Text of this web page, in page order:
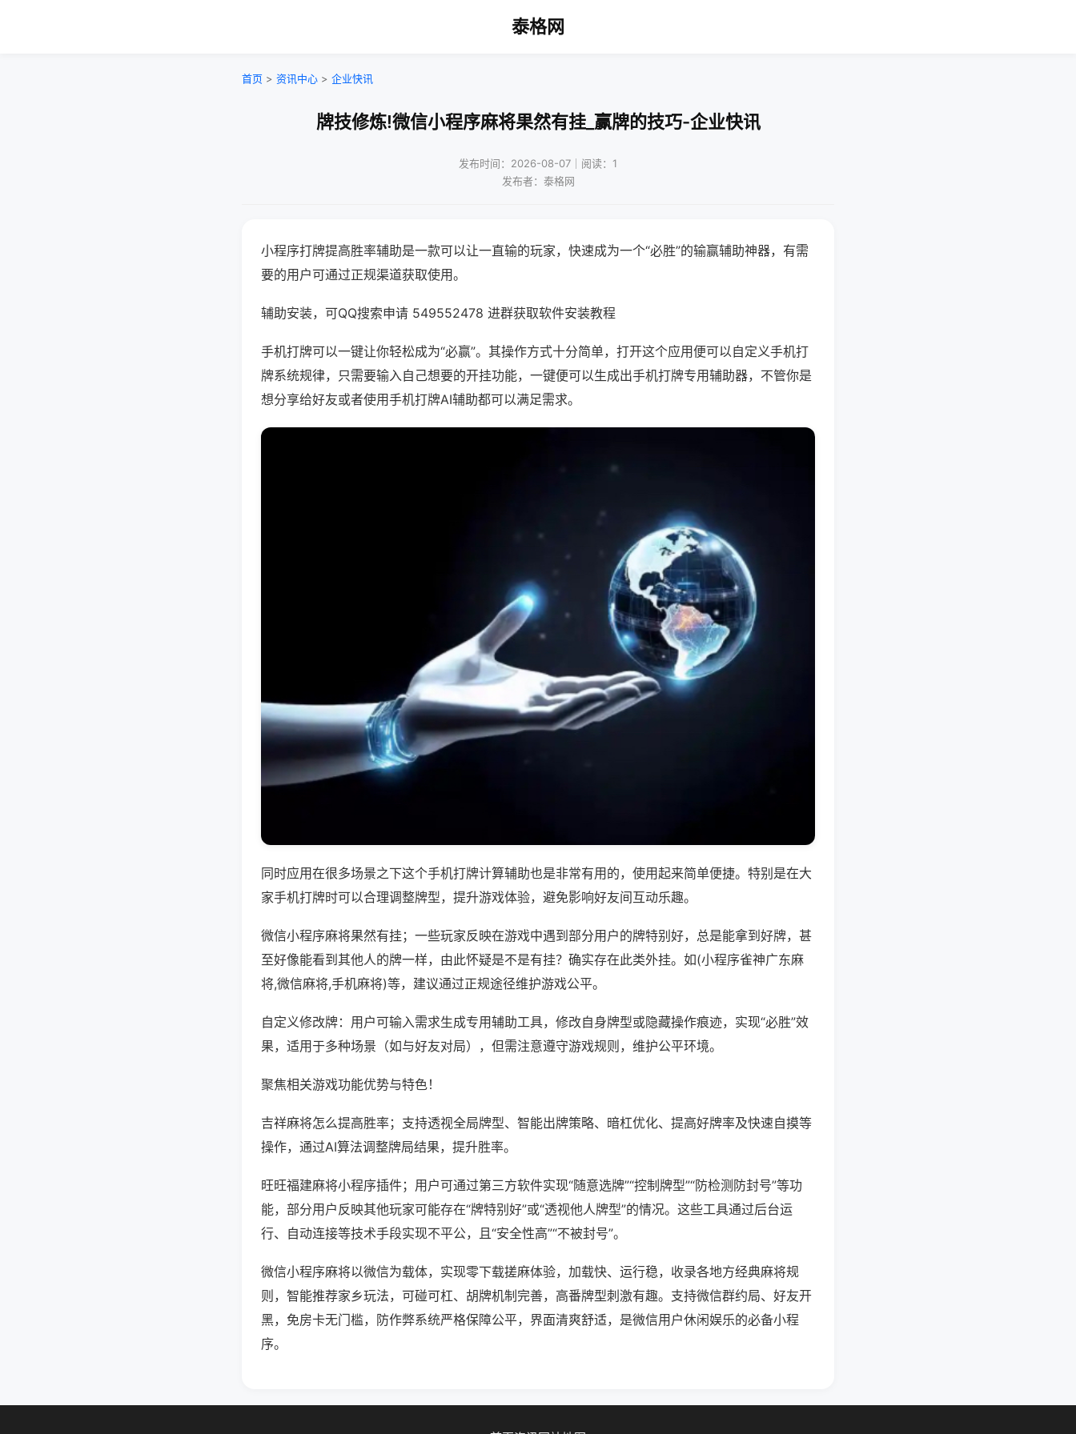
泰格网
首页 > 资讯中心 > 企业快讯
牌技修炼!微信小程序麻将果然有挂_赢牌的技巧-企业快讯
发布时间：2026-08-07｜阅读：1
发布者：泰格网
小程序打牌提高胜率辅助是一款可以让一直输的玩家，快速成为一个“必胜”的输赢辅助神器，有需
要的用户可通过正规渠道获取使用。
辅助安装，可QQ搜索申请 549552478 进群获取软件安装教程
手机打牌可以一键让你轻松成为“必赢”。其操作方式十分简单，打开这个应用便可以自定义手机打
牌系统规律，只需要输入自己想要的开挂功能，一键便可以生成出手机打牌专用辅助器，不管你是
想分享给好友或者使用手机打牌AI辅助都可以满足需求。
同时应用在很多场景之下这个手机打牌计算辅助也是非常有用的，使用起来简单便捷。特别是在大
家手机打牌时可以合理调整牌型，提升游戏体验，避免影响好友间互动乐趣。
微信小程序麻将果然有挂；一些玩家反映在游戏中遇到部分用户的牌特别好，总是能拿到好牌，甚
至好像能看到其他人的牌一样，由此怀疑是不是有挂？确实存在此类外挂。如(小程序雀神广东麻
将,微信麻将,手机麻将)等，建议通过正规途径维护游戏公平。
自定义修改牌：用户可输入需求生成专用辅助工具，修改自身牌型或隐藏操作痕迹，实现“必胜”效
果，适用于多种场景（如与好友对局），但需注意遵守游戏规则，维护公平环境。
聚焦相关游戏功能优势与特色！
吉祥麻将怎么提高胜率；支持透视全局牌型、智能出牌策略、暗杠优化、提高好牌率及快速自摸等
操作，通过AI算法调整牌局结果，提升胜率。
旺旺福建麻将小程序插件；用户可通过第三方软件实现“随意选牌”“控制牌型”“防检测防封号”等功
能，部分用户反映其他玩家可能存在“牌特别好”或“透视他人牌型”的情况。这些工具通过后台运
行、自动连接等技术手段实现不平公，且“安全性高”“不被封号”。
微信小程序麻将以微信为载体，实现零下载搓麻体验，加载快、运行稳，收录各地方经典麻将规
则，智能推荐家乡玩法，可碰可杠、胡牌机制完善，高番牌型刺激有趣。支持微信群约局、好友开
黑，免房卡无门槛，防作弊系统严格保障公平，界面清爽舒适，是微信用户休闲娱乐的必备小程
序。